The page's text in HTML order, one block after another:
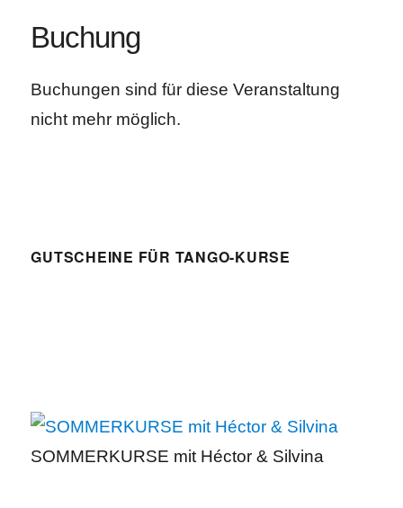
Buchung
Buchungen sind für diese Veranstaltung
nicht mehr möglich.
GUTSCHEINE FÜR TANGO-KURSE
SOMMERKURSE mit Héctor & Silvina